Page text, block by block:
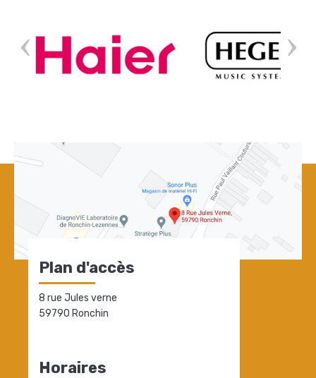
Plan d'accès
8 rue Jules verne
59790 Ronchin
Horaires